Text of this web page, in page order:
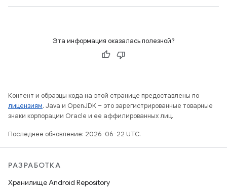
Эта информация оказалась полезной?
Контент и образцы кода на этой странице предоставлены по
лицензиям. Java и OpenJDK – это зарегистрированные товарные
знаки корпорации Oracle и ее аффилированных лиц.
Последнее обновление: 2026-06-22 UTC.
РАЗРАБОТКА
Хранилище Android Repository